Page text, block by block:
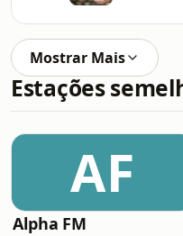
Mostrar Mais
Estações
AF
Alpha FM